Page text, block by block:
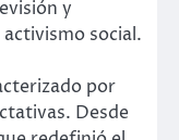
y
social.
por
Desde